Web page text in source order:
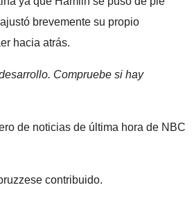
brevemente su propio
hacia atrás.
Compruebe si hay
de noticias de última hora de NBC
contribuido.